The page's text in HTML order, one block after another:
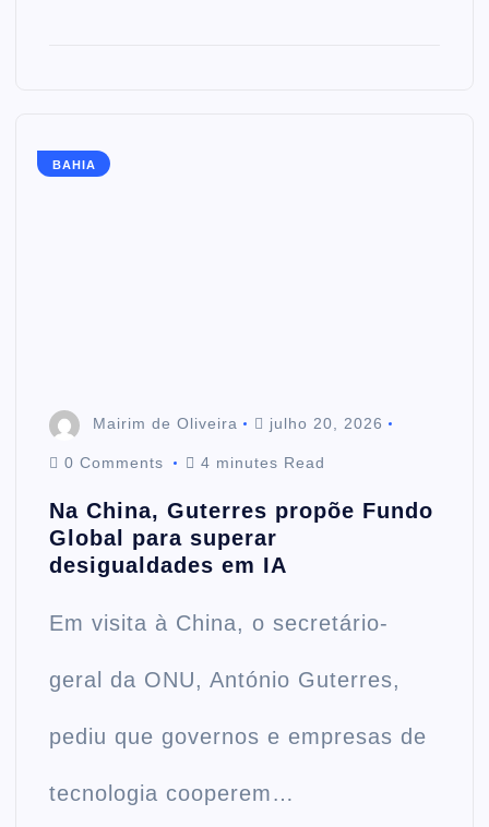
BAHIA
Mairim de Oliveira julho 20, 2026
0 Comments 4 minutes Read
Na China, Guterres propõe Fundo
Global para superar
desigualdades em IA
Em visita à China, o secretário-
geral da ONU, António Guterres,
pediu que governos e empresas de
tecnologia cooperem…